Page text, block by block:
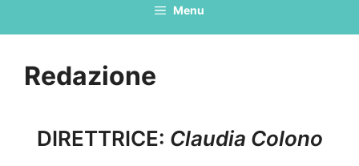
Menu
Redazione
DIRETTRICE: Claudia Colono